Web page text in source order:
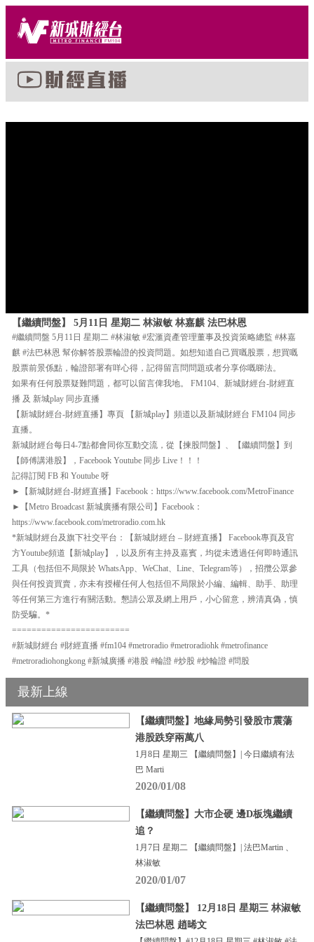
【繼續問盤】 5月11日 星期二 林淑敏 林嘉麒 法巴林恩
#繼續問盤 5月11日 星期二 #林淑敏 #宏滙資產管理董事及投資策略總監 #林嘉
麒 #法巴林恩 幫你解答股票輪證的投資問題。如想知道自己買嘅股票，想買嘅
股票前景係點，輪證部署有咩心得，記得留言問問題或者分享你嘅睇法。
如果有任何股票疑難問題，都可以留言俾我地。 FM104、新城財經台-財經直
播 及 新城play 同步直播
【新城財經台-財經直播】專頁 【新城play】頻道以及新城財經台 FM104 同步
直播。
新城財經台每日4-7點都會同你互動交流，從【揀股問盤】、【繼續問盤】到
【師傅講港股】，Facebook Youtube 同步 Live！！！
記得訂閱 FB 和 Youtube 呀
►【新城財經台-財經直播】Facebook：https://www.facebook.com/MetroFinance
►【Metro Broadcast 新城廣播有限公司】Facebook：
https://www.facebook.com/metroradio.com.hk
*新城財經台及旗下社交平台：【新城財經台 – 財經直播】 Facebook專頁及官
方Youtube頻道【新城play】，以及所有主持及嘉賓，均從未透過任何即時通訊
工具（包括但不局限於 WhatsApp、WeChat、Line、Telegram等），招攬公眾參
與任何投資買賣，亦未有授權任何人包括但不局限於小編、編輯、助手、助理
等任何第三方進行有關活動。懇請公眾及網上用戶，小心留意，辨清真偽，慎
防受騙。*
========================
#新城財經台 #財經直播 #fm104 #metroradio #metroradiohk #metrofinance
#metroradiohongkong #新城廣播 #港股 #輪證 #炒股 #炒輪證 #問股
最新上線
【繼續問盤】地緣局勢引發股市震蕩
港股跌穿兩萬八
1月8日 星期三 【繼續問盤】| 今日繼續有法
巴 Marti
2020/01/08
【繼續問盤】大市企硬 邊D板塊繼續
追？
1月7日 星期二 【繼續問盤】| 法巴Martin 、
林淑敏
2020/01/07
【繼續問盤】 12月18日 星期三 林淑敏
法巴林恩 趙晞文